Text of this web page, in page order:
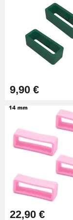
9,90 €
22,90 €